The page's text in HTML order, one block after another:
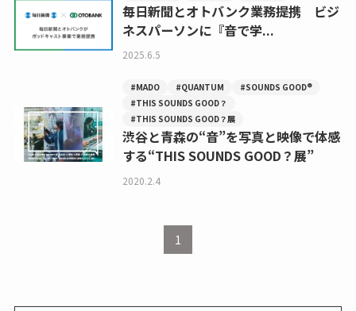
毎日新聞とオトバンク業務提携 ビジ
ネスパーソンに『音で学...
2025.6.5
#MADO #QUANTUM
#SOUNDS GOOD®
#THIS SOUNDS GOOD？
#THIS SOUNDS GOOD？展
渋谷と青森の“音”を写真と映像で体感
する“THIS SOUNDS GOOD？展”
2020.2.4
1